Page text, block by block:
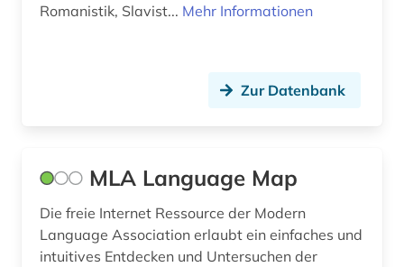
Romanistik, Slavist... Mehr Informationen
Zur Datenbank
MLA Language Map
Die freie Internet Ressource der Modern
Language Association erlaubt ein einfaches und
intuitives Entdecken und Untersuchen der